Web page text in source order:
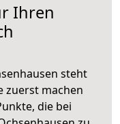
Ihren
steht
zuerst machen
die bei